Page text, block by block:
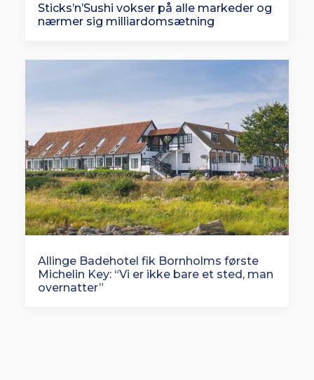
Sticks’n’Sushi vokser på alle markeder og
nærmer sig milliardomsætning
Allinge Badehotel fik Bornholms første
Michelin Key: “Vi er ikke bare et sted, man
overnatter”